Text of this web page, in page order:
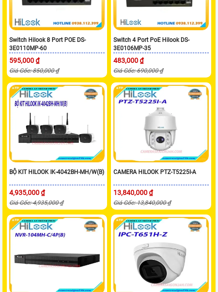
Switch Hilook 8 Port POE DS-
3E0110MP-60
595,000 ₫
Giá Gốc: 850,000 ₫
Switch 4 Port PoE Hilook DS-
3E0106MP-35
483,000 ₫
Giá Gốc: 690,000 ₫
BỘ KIT HILOOK IK-4042BH-MH/W(B)
4,935,000 ₫
Giá Gốc: 4,935,000 ₫
CAMERA HILOOK PTZ-T5225I-A
13,840,000 ₫
Giá Gốc: 13,840,000 ₫